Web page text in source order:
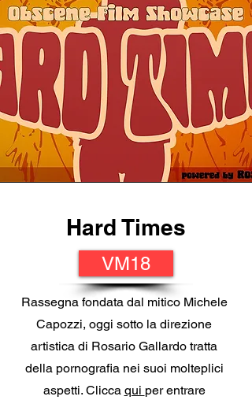
Hard Times
VM18
Rassegna fondata dal mitico Michele
Capozzi, oggi sotto la direzione
artistica di Rosario Gallardo tratta
della pornografia nei suoi molteplici
aspetti. Clicca qui per entrare